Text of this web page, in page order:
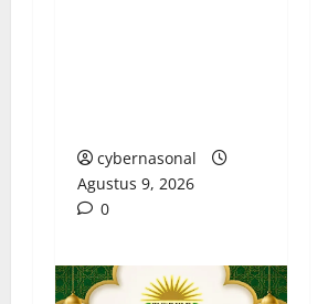
cybernasonal
Agustus 9, 2026
0